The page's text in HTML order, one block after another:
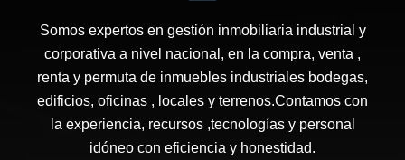
Somos expertos en gestión inmobiliaria industrial y
corporativa a nivel nacional, en la compra, venta ,
renta y permuta de inmuebles industriales bodegas,
edificios, oficinas , locales y terrenos.Contamos con
la experiencia, recursos ,tecnologías y personal
idóneo con eficiencia y honestidad.